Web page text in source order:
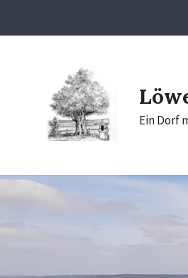
content
main
footer
Ein Dorf